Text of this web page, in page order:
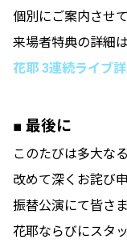
個別にご案内させ
来場者特典の詳細
花耶 3連続ライブ
■ 最後に
このたびは多大な
改めて深くお詫び
振替公演にて皆さ
花耶ならびにスタ